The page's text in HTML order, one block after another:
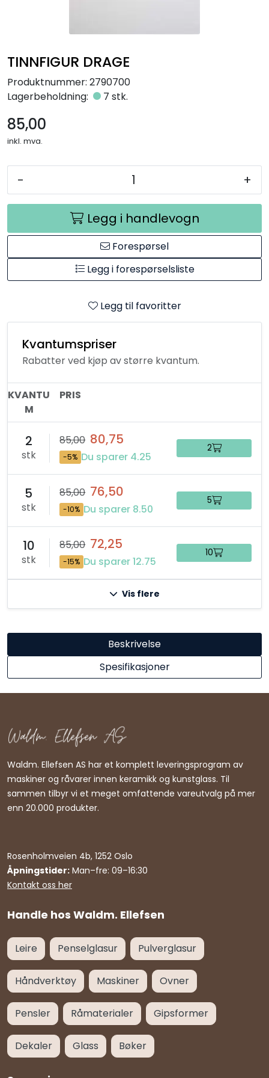
TINNFIGUR DRAGE
Produktnummer: 2790700
Lagerbeholdning:
7 stk.
85,00
inkl. mva.
- +
Legg i handlevogn
Forespørsel
Legg i forespørselsliste
Legg til favoritter
Kvantumspriser
Rabatter ved kjøp av større kvantum.
KVANTU
M
PRIS
2
stk
85,00 80,75
-5% Du sparer 4.25
2
5
stk
85,00 76,50
-10% Du sparer 8.50
5
10
stk
85,00 72,25
-15% Du sparer 12.75
10
Vis flere
Beskrivelse
Spesifikasjoner
Handle hos Waldm. Ellefsen
Waldm. Ellefsen AS har et komplett leveringsprogram av
maskiner og råvarer innen keramikk og kunstglass. Til
sammen tilbyr vi et meget omfattende vareutvalg på mer
enn 20.000 produkter.
Rosenholmveien 4b, 1252 Oslo
Åpningstider: Man–fre: 09–16:30
Kontakt oss her
Leire Penselglasur Pulverglasur
Håndverktøy Maskiner Ovner
Pensler Råmaterialer Gipsformer
Dekaler Glass Bøker
Dekaler
Bøker